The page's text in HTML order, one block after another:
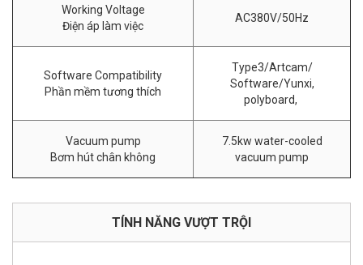
Working Voltage
Điện áp làm việc
AC380V/50Hz
Software Compatibility
Phần mềm tương thích
Type3/Artcam/
Software/Yunxi,
polyboard,
Vacuum pump
Bơm hút chân không
7.5kw water-cooled
vacuum pump
TÍNH NĂNG VƯỢT TRỘI